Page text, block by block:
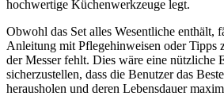
hochwertige Küchenwerkzeuge legt.
Obwohl das Set alles Wesentliche enthält,
Anleitung mit Pflegehinweisen oder Tipps
der Messer fehlt. Dies wäre eine nützliche
sicherzustellen, dass die Benutzer das
herausholen und deren Lebensdauer